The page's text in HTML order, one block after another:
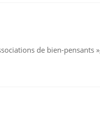
de bien-pensants